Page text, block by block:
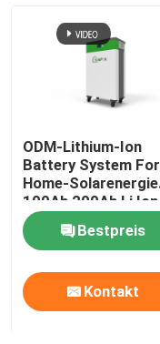
ODM-Lithium-Ion
Battery System For
Home-Solarenergie
100Ah 200Ah Li Ion
UL1642
Bestpreis
Kontakt